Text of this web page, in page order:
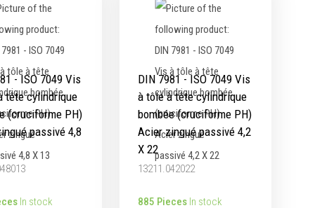
- ISO 7049 Vis
tête cylindrique
(cruciforme PH)
passivé 4,8
In stock
DIN 7981 - ISO 7049 Vis
à tôle à tête cylindrique
bombée (cruciforme PH)
Acier zingué passivé 4,2
X 22
13211.042022
885 PiecesIn stock